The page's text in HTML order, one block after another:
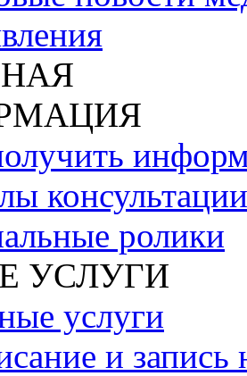
консультации
ролики
УСЛУГИ
услуги
и запись